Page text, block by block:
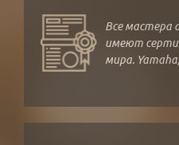
Все мастера
имеют
мира.